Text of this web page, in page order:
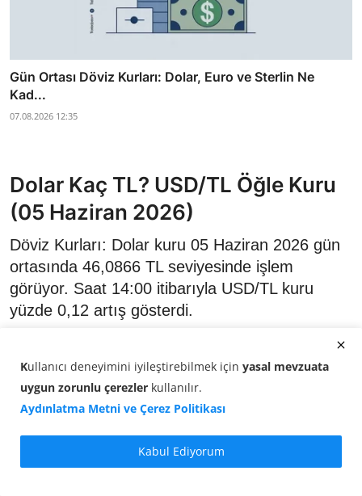
Gün Ortası Döviz Kurları: Dolar, Euro ve Sterlin Ne
Kad...
07.08.2026 12:35
Dolar Kaç TL? USD/TL Öğle Kuru
(05 Haziran 2026)
Döviz Kurları: Dolar kuru 05 Haziran 2026 gün
ortasında 46,0866 TL seviyesinde işlem
görüyor. Saat 14:00 itibarıyla USD/TL kuru
yüzde 0,12 artış gösterdi.
Kullanıcı deneyimini iyileştirebilmek için yasal mevzuata
uygun zorunlu çerezler kullanılır.
Aydınlatma Metni ve Çerez Politikası
Kabul Ediyorum